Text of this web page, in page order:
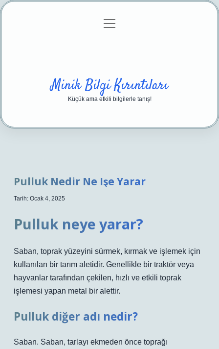
Gizlilik Politikası
menüyü
Minik Bilgi Kırıntıları
Küçük ama etkili bilgilerle tanış!
Pulluk Nedir Ne Işe Yarar
Tarih: Ocak 4, 2025
Pulluk neye yarar?
Saban, toprak yüzeyini sürmek, kırmak ve işlemek için
kullanılan bir tarım aletidir. Genellikle bir traktör veya
hayvanlar tarafından çekilen, hızlı ve etkili toprak
işlemesi yapan metal bir alettir.
Pulluk diğer adı nedir?
Saban. Saban, tarlayı ekmeden önce toprağı